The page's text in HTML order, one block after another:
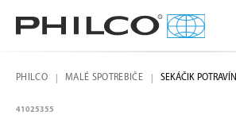
PHILCO MALÉ SPOTREBIČE SEKÁČIK POTRAVÍN
41025355